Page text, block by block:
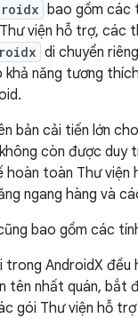
bao gồm các
viện hỗ trợ, các
di chuyển
khả năng tương
bản cải tiến lớn
còn được duy
hoàn toàn Thư viện
ngang hàng và
bao gồm các
trong AndroidX đều
tên nhất quán, bắt
gói Thư viện hỗ